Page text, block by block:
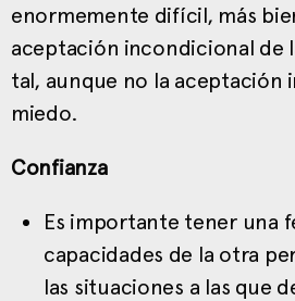
enormemente difícil, más
aceptación incondicional de
tal, aunque no la aceptación
miedo.
Confianza
Es importante tener una
capacidades de la otra
las situaciones a las que